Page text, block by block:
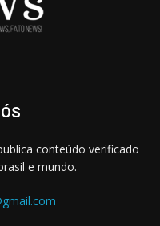
conteúdo verificado
e mundo.